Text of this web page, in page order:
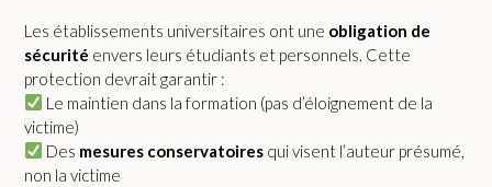
Les établissements universitaires ont une obligation de
sécurité envers leurs étudiants et personnels. Cette
protection devrait garantir :
Le maintien dans la formation (pas d’éloignement de la
victime)
Des mesures conservatoires qui visent l’auteur présumé,
non la victime